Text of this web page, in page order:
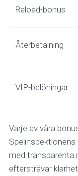
Reload-bonus
Återbetalning
VIP-belöningar
Varje av våra
med transparenta
eftersträvar